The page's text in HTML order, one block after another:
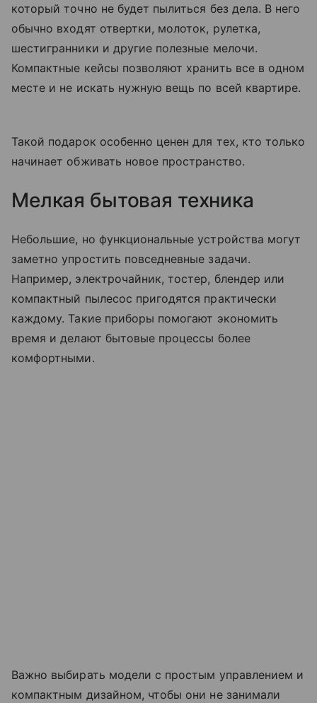
который точно не будет пылиться без дела. В него
обычно входят отвертки, молоток, рулетка,
шестигранники и другие полезные мелочи.
Компактные кейсы позволяют хранить все в одном
месте и не искать нужную вещь по всей квартире.
Такой подарок особенно ценен для тех, кто только
начинает обживать новое пространство.
Мелкая бытовая техника
Небольшие, но функциональные устройства могут
заметно упростить повседневные задачи.
Например, электрочайник, тостер, блендер или
компактный пылесос пригодятся практически
каждому. Такие приборы помогают экономить
время и делают бытовые процессы более
комфортными.
Важно выбирать модели с простым управлением и
компактным дизайном, чтобы они не занимали